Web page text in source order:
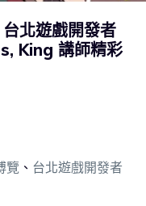
北遊戲開發者
King 講師精彩
覽 、 台北遊戲開發者